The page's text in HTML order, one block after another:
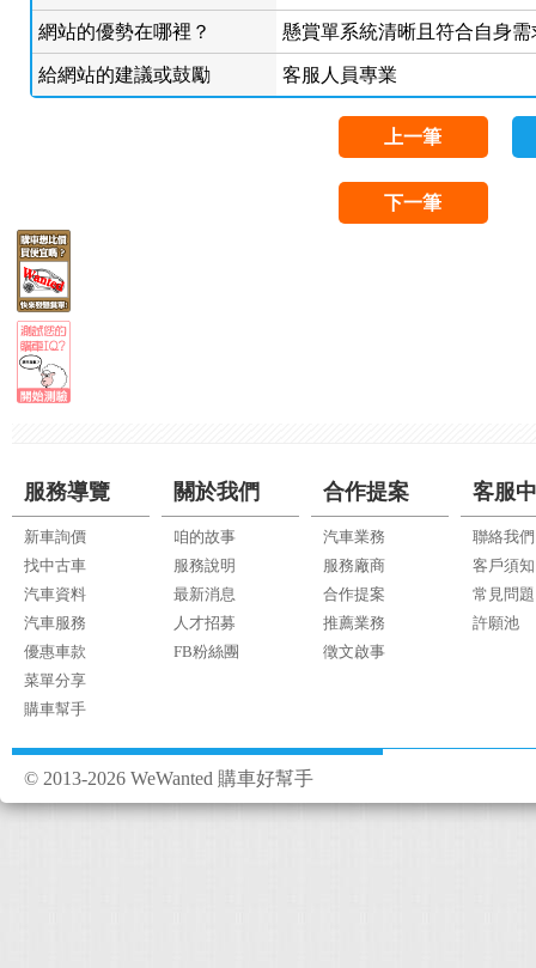
網站的優勢在哪裡？ 懸賞單系統清晰且符合自身
給網站的建議或鼓勵 客服人員專業
上一筆
下一筆
服務導覽
新車詢價
找中古車
汽車資料
汽車服務
優惠車款
菜單分享
購車幫手
關於我們
咱的故事
服務說明
最新消息
人才招募
FB粉絲團
合作提案
汽車業務
服務廠商
合作提案
推薦業務
徵文啟事
客服
聯絡我們
客戶須知
常見問題
許願池
© 2013-2026 WeWanted 購車好幫手